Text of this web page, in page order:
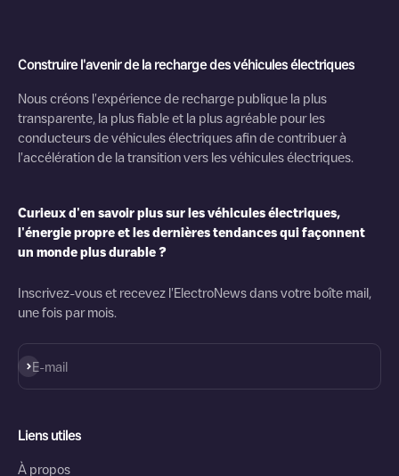
Construire l'avenir de la recharge des véhicules électriques
Nous créons l'expérience de recharge publique la plus
transparente, la plus fiable et la plus agréable pour les
conducteurs de véhicules électriques afin de contribuer à
l'accélération de la transition vers les véhicules électriques.
Curieux d'en savoir plus sur les véhicules électriques,
l'énergie propre et les dernières tendances qui façonnent
un monde plus durable ?
Inscrivez-vous et recevez l'ElectroNews dans votre boîte mail,
une fois par mois.
E-mail
S'inscrire
Liens utiles
À propos